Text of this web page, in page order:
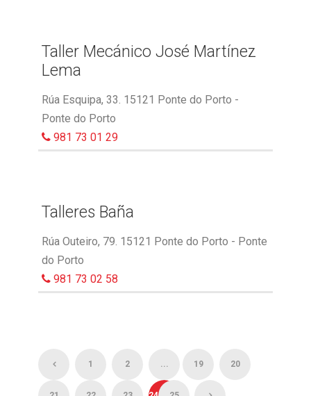
Taller Mecánico José Martínez
Lema
Rúa Esquipa, 33. 15121 Ponte do Porto -
Ponte do Porto
981 73 01 29
Talleres Baña
Rúa Outeiro, 79. 15121 Ponte do Porto - Ponte
do Porto
981 73 02 58
1 2 ... 19 20